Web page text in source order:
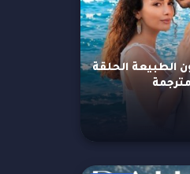
الطبيعة الحلقة